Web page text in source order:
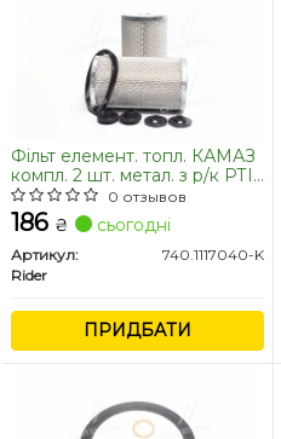
Фільт елемент. топл. КАМАЗ
компл. 2 шт. метал. з р/к РТІ
(RIDER)
0 отзывов
186 ₴ сьогодні
Артикул:
740.1117040-K
Rider
ПРИДБАТИ